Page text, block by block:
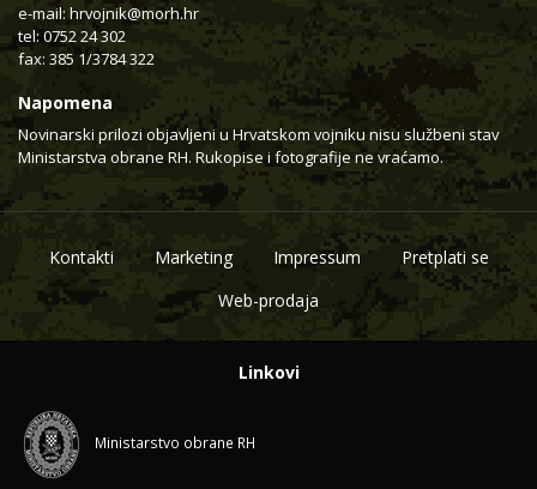
e-mail: hrvojnik@morh.hr
tel: 0752 24 302
fax: 385 1/3784 322
Napomena
Novinarski prilozi objavljeni u Hrvatskom vojniku nisu službeni stav
Ministarstva obrane RH. Rukopise i fotografije ne vraćamo.
Kontakti Marketing Impressum
Pretplati se
Web-prodaja
Linkovi
Ministarstvo obrane RH